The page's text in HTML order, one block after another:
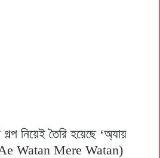
নিয়েই তৈরি হয়েছে ‘অ্যায়
Watan Mere Watan)